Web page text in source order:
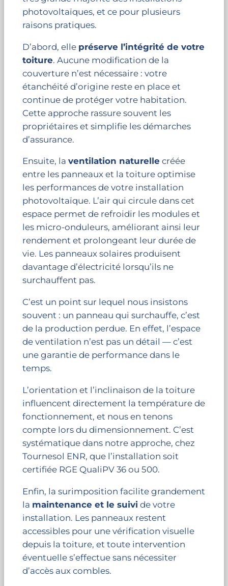
photovoltaïques, et ce pour plusieurs
raisons pratiques.
D’abord, elle préserve l’intégrité de votre
toiture. Aucune modification de la
couverture n’est nécessaire : votre
étanchéité d’origine reste en place et
continue de protéger votre habitation.
Cette approche rassure souvent les
propriétaires et simplifie les démarches
d’assurance.
Ensuite, la ventilation naturelle créée
entre les panneaux et la toiture optimise
les performances de votre installation
photovoltaïque. L’air qui circule dans cet
espace permet de refroidir les modules et
les micro-onduleurs, améliorant ainsi leur
rendement et prolongeant leur durée de
vie. Les panneaux solaires produisent
davantage d’électricité lorsqu’ils ne
surchauffent pas.
C’est un point sur lequel nous insistons
souvent : un panneau qui surchauffe, c’est
de la production perdue. En effet, l’espace
de ventilation n’est pas un détail — c’est
une garantie de performance dans le
temps.
L’orientation et l’inclinaison de la toiture
influencent directement la température de
fonctionnement, et nous en tenons
compte lors du dimensionnement. C’est
systématique dans notre approche, chez
Tournesol ENR, que l’installation soit
certifiée RGE QualiPV 36 ou 500.
Enfin, la surimposition facilite grandement
la maintenance et le suivi de votre
installation. Les panneaux restent
accessibles pour une vérification visuelle
depuis la toiture, et toute intervention
éventuelle s’effectue sans nécessiter
d’accès aux combles.